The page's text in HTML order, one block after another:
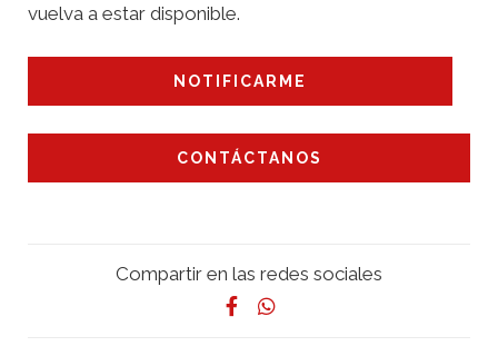
vuelva a estar disponible.
NOTIFICARME
CONTÁCTANOS
Compartir en las redes sociales